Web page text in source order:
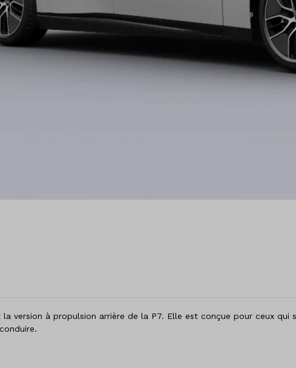
la version à propulsion arrière de la P7. Elle est conçue pour ceux